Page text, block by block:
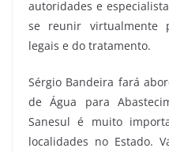
autoridades e
se reunir virtualmente
legais e do tratamento.
Sérgio Bandeira fará
de Água para
Sanesul é muito
localidades no Estado.